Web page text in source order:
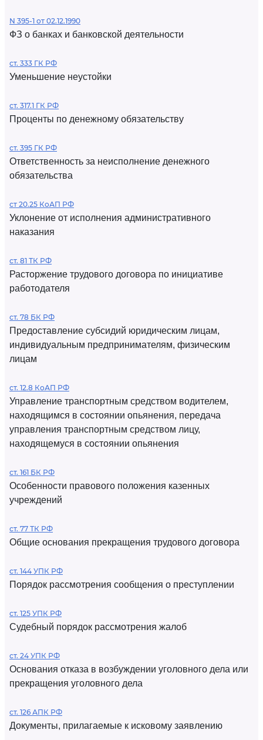
N 395-1 от 02.12.1990
ФЗ о банках и банковской деятельности
ст. 333 ГК РФ
Уменьшение неустойки
ст. 317.1 ГК РФ
Проценты по денежному обязательству
ст. 395 ГК РФ
Ответственность за неисполнение денежного
обязательства
ст 20.25 КоАП РФ
Уклонение от исполнения административного
наказания
ст. 81 ТК РФ
Расторжение трудового договора по инициативе
работодателя
ст. 78 БК РФ
Предоставление субсидий юридическим лицам,
индивидуальным предпринимателям, физическим
лицам
ст. 12.8 КоАП РФ
Управление транспортным средством водителем,
находящимся в состоянии опьянения, передача
управления транспортным средством лицу,
находящемуся в состоянии опьянения
ст. 161 БК РФ
Особенности правового положения казенных
учреждений
ст. 77 ТК РФ
Общие основания прекращения трудового договора
ст. 144 УПК РФ
Порядок рассмотрения сообщения о преступлении
ст. 125 УПК РФ
Судебный порядок рассмотрения жалоб
ст. 24 УПК РФ
Основания отказа в возбуждении уголовного дела или
прекращения уголовного дела
ст. 126 АПК РФ
Документы, прилагаемые к исковому заявлению